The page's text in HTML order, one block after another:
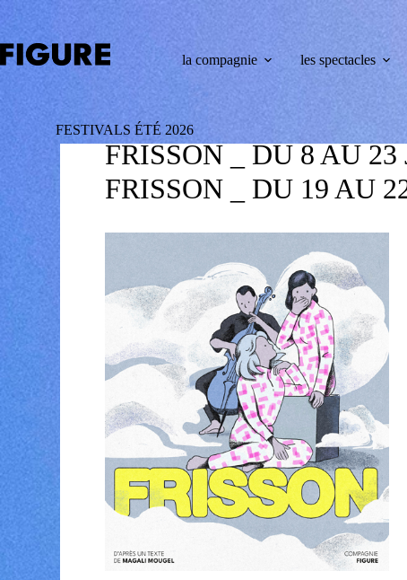
la compagnie les spectacles
FESTIVALS ÉTÉ 2026
FRISSON _ DU 8 AU
FRISSON _ DU 19 AU